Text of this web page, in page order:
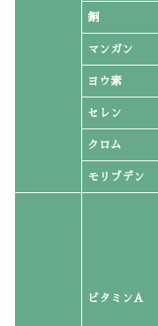
銅
マンガン
ヨウ素
セレン
クロム
モリブデン
ビタミンA